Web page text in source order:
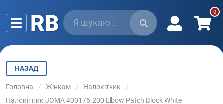
НАЗАД
Головна Жінкам
Налокітник
Налокітник JOMA 400176.200 Elbow Patch Block White